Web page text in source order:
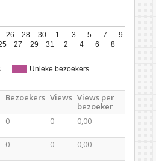
Unieke bezoekers
26
27
28
29
30
31
1
2
3
4
5
6
7
8
9
Bezoekers Views Views per
bezoeker
0 0 0,00
0 0 0,00